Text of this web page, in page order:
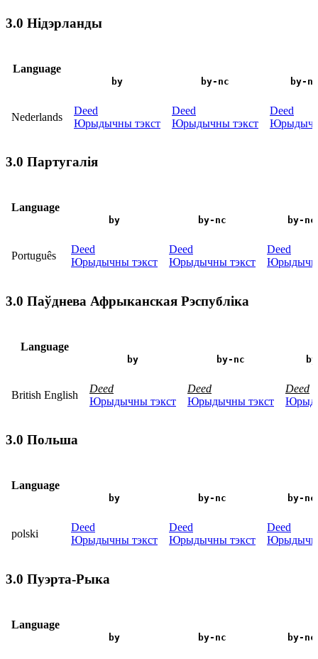
3.0 Нідэрланды
Language
by by-nc by-
Nederlands
Deed
Юрыдычны тэкст
Deed
Юрыдычны тэкст
Deed
3.0 Партугалія
Language
by by-nc by-
Português
Deed
Юрыдычны тэкст
Deed
Юрыдычны тэкст
Deed
3.0 Паўднева Афрыканская Рэспубліка
Language
by by-nc
British English
Deed
Юрыдычны тэкст
Deed
Юрыдычны тэкст
Deed
3.0 Польша
Language
by by-nc by-
polski
Deed
Юрыдычны тэкст
Deed
Юрыдычны тэкст
Deed
3.0 Пуэрта-Рыка
Language
by by-nc by-